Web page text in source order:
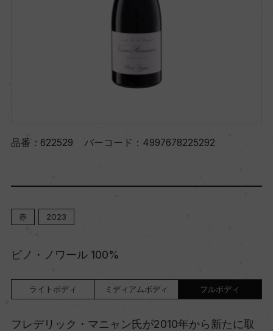
品番： 622529 バーコード： 4997678225292
赤 2023
ピノ・ノワール 100%
ライトボディ ミディアムボディ フルボディ
フレデリック・マニャン氏が2010年から新たに取